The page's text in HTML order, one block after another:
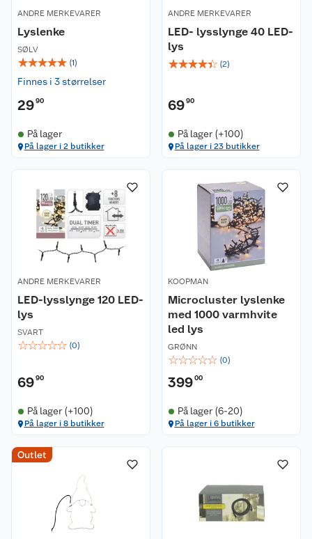
ANDRE MERKEVARER
Lyslenke
SØLV
☆☆☆☆☆ (1)
Finnes i 3 størrelser
2990
På lager
På lager i 2 butikker
ANDRE MERKEVARER
LED- lysslynge 40 LED-
lys
☆☆☆☆☆ (2)
6990
På lager (+100)
På lager i 23 butikker
ANDRE MERKEVARER
LED-lysslynge 120 LED-
lys
SVART
☆☆☆☆☆ (0)
6990
På lager (+100)
På lager i 8 butikker
KOOPMAN
Microcluster lyslenke
med 1000 varmhvite
led lys
GRØNN
☆☆☆☆☆ (0)
39900
På lager (6-20)
På lager i 6 butikker
Outlet